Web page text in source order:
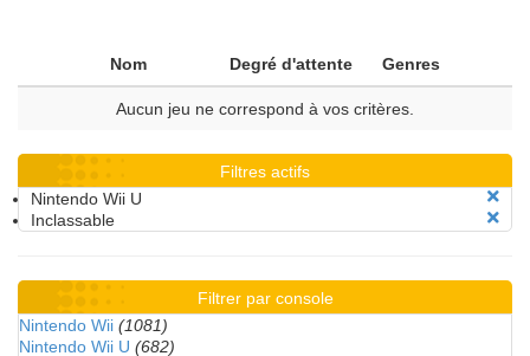
Nom Degré d'attente Genres
Aucun jeu ne correspond à vos critères.
Filtres actifs
Nintendo Wii U
Inclassable
Filtrer par console
Nintendo Wii (1081)
Nintendo Wii U (682)